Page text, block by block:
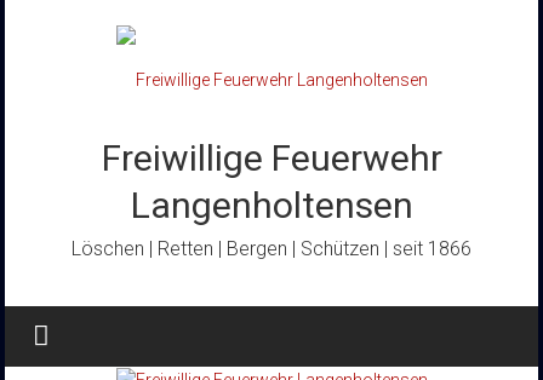
Freiwillige Feuerwehr
Langenholtensen
Löschen | Retten | Bergen | Schützen | seit 1866